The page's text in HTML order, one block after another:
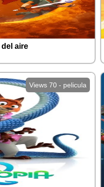
aire
Views 70 - pelicula